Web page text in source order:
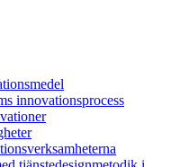
innovationsprocess